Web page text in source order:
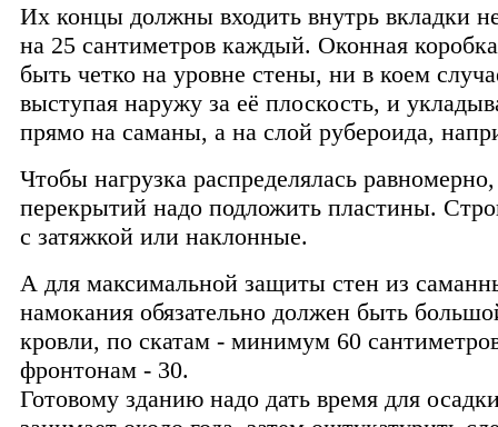
Их концы должны входить внутрь вкладки
на 25 сантиметров каждый. Оконная
быть четко на уровне стены, ни в коем
выступая наружу за её плоскость, и
прямо на саманы, а на слой рубероида,
Чтобы нагрузка распределялась
перекрытий надо подложить пластины.
с затяжкой или наклонные.
А для максимальной защиты стен из
намокания обязательно должен быть
кровли, по скатам - минимум 60
фронтонам - 30.
Готовому зданию надо дать время для